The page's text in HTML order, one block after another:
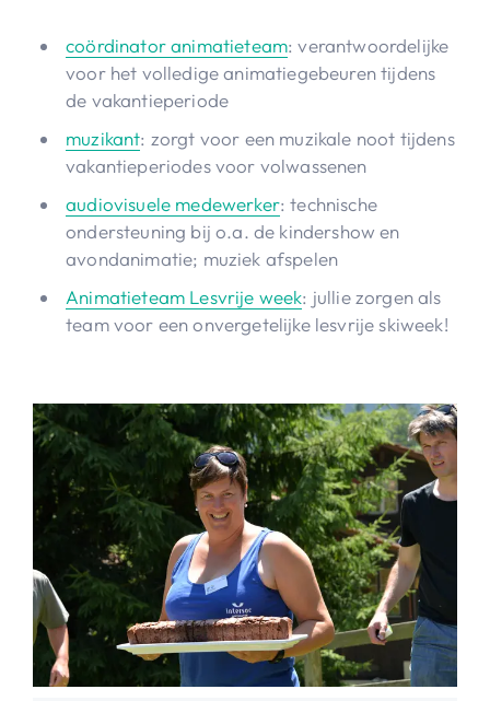
coördinator animatieteam: verantwoordelijke
voor het volledige animatiegebeuren tijdens
de vakantieperiode
muzikant: zorgt voor een muzikale noot tijdens
vakantieperiodes voor volwassenen
audiovisuele medewerker: technische
ondersteuning bij o.a. de kindershow en
avondanimatie; muziek afspelen
Animatieteam Lesvrije week: jullie zorgen als
team voor een onvergetelijke lesvrije skiweek!